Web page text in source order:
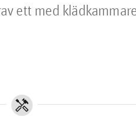
ett med
handyman